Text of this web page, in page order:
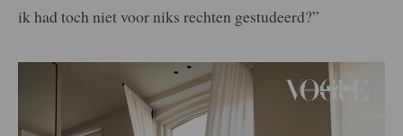
ik had toch niet voor niks rechten gestudeerd?”